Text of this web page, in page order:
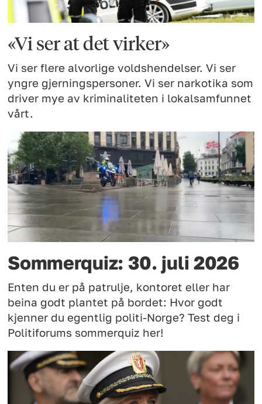
«Vi ser at det virker»
Vi ser flere alvorlige voldshendelser. Vi ser
yngre gjerningspersoner. Vi ser narkotika som
driver mye av kriminaliteten i lokalsamfunnet
vårt.
Sommerquiz: 30. juli 2026
Enten du er på patrulje, kontoret eller har
beina godt plantet på bordet: Hvor godt
kjenner du egentlig politi-Norge? Test deg i
Politiforums sommerquiz her!